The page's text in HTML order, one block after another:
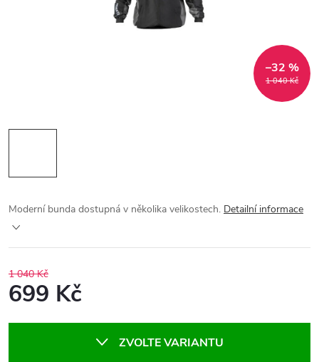
1 040 Kč
–32 %
Moderní bunda dostupná v několika velikostech. Detailní informace
1 040 Kč
699 Kč
ZVOLTE VARIANTU